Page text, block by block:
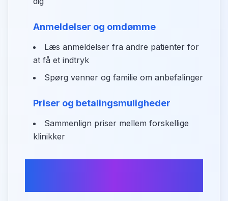
Anmeldelser og omdømme
Læs anmeldelser fra andre patienter for
at få et indtryk
Spørg venner og familie om anbefalinger
Priser og betalingsmuligheder
Sammenlign priser mellem forskellige
klinikker